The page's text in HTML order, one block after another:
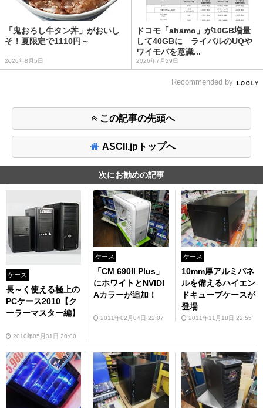
「鬼おろし牛タン丼」がおいし
そ！夏限定で1110円～
2026年8月5日
ドコモ「ahamo」が10GB増量
して40GBに ライバルのUQや
ワイモバを意識...
2026年7月29日
Recommended by
この記事の先頭へ
ASCII.jpトップへ
次にお勧めの記事
ケース
長～く使える極上の
PCケース2010【ク
ーラーマスター編】
2010年05月31日 20:00
ケース
「CM 690II Plus」
にホワイトとNVIDI
Aカラーが追加！
2011年02月04日 22:07
ケース
10mm厚アルミパネ
ルを備えるハイエン
ドキューブケースが
登場
2011年11月18日 22:55